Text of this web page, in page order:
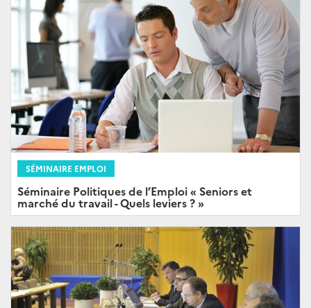
SÉMINAIRE EMPLOI
Séminaire Politiques de l’Emploi « Seniors et
marché du travail - Quels leviers ? »